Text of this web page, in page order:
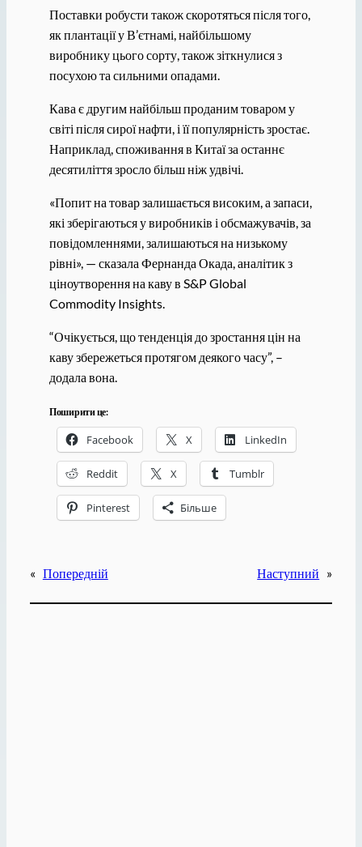
Поставки робусти також скоротяться після того,
як плантації у В’єтнамі, найбільшому
виробнику цього сорту, також зіткнулися з
посухою та сильними опадами.
Кава є другим найбільш проданим товаром у
світі після сирої нафти, і її популярність зростає.
Наприклад, споживання в Китаї за останнє
десятиліття зросло більш ніж удвічі.
«Попит на товар залишається високим, а запаси,
які зберігаються у виробників і обсмажувачів, за
повідомленнями, залишаються на низькому
рівні», — сказала Фернанда Окада, аналітик з
ціноутворення на каву в S&P Global
Commodity Insights.
“Очікується, що тенденція до зростання цін на
каву збережеться протягом деякого часу”, –
додала вона.
Поширити це:
Facebook X LinkedIn
Reddit X Tumblr
Pinterest Більше
« Попередній Наступний »